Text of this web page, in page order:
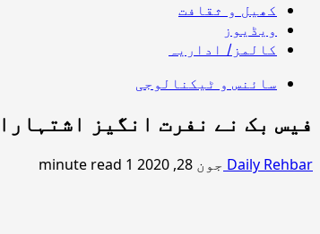
کھیل و ثقافت
ویڈیوز
کالمز/ اداریہ
سائنس و ٹیکنالوجی
فیس بک نے نفرت انگیز
Daily Rehbar جون 28, 2020 1 minute read